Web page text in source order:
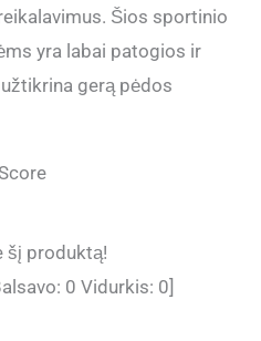
Šios sportinio
yra labai patogios ir
gerą pėdos
šį produktą!
0 Vidurkis: 0]